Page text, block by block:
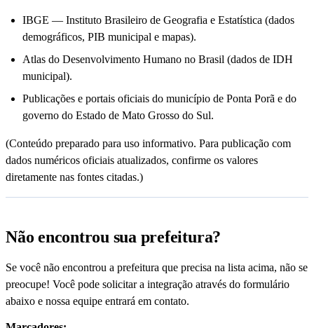
IBGE — Instituto Brasileiro de Geografia e Estatística (dados
demográficos, PIB municipal e mapas).
Atlas do Desenvolvimento Humano no Brasil (dados de IDH
municipal).
Publicações e portais oficiais do município de Ponta Porã e do
governo do Estado de Mato Grosso do Sul.
(Conteúdo preparado para uso informativo. Para publicação com
dados numéricos oficiais atualizados, confirme os valores
diretamente nas fontes citadas.)
Não encontrou sua prefeitura?
Se você não encontrou a prefeitura que precisa na lista acima, não se
preocupe! Você pode solicitar a integração através do formulário
abaixo e nossa equipe entrará em contato.